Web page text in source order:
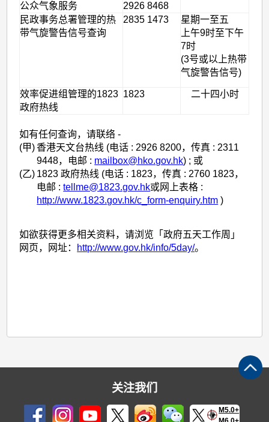
公众气象服务
2926 8468
民政事务总署管理的热
带气旋警告信号查询
2835 1473
星期一至五
上午9时至下午
7时
(3号或以上热带
气旋警告信号)
效率促进组管理的1823
政府热线
1823 二十四小时
如有任何查询，请联络 -
(甲) 香港天文台热线 (电话 : 2926 8200，传真 : 2311
9448，电邮 : mailbox@hko.gov.hk) ; 或
(乙) 1823 政府热线 (电话 : 1823，传真 : 2760 1823，
电邮 :tellme@1823.gov.hk或网上表格 :
http://www.1823.gov.hk/c_form-enquiry.htm )
如欲获得更多相关资料，请浏览「政府五天工作周」
网页，网址：
http://www.gov.hk/info/5day/。
关注我们
M5.0+